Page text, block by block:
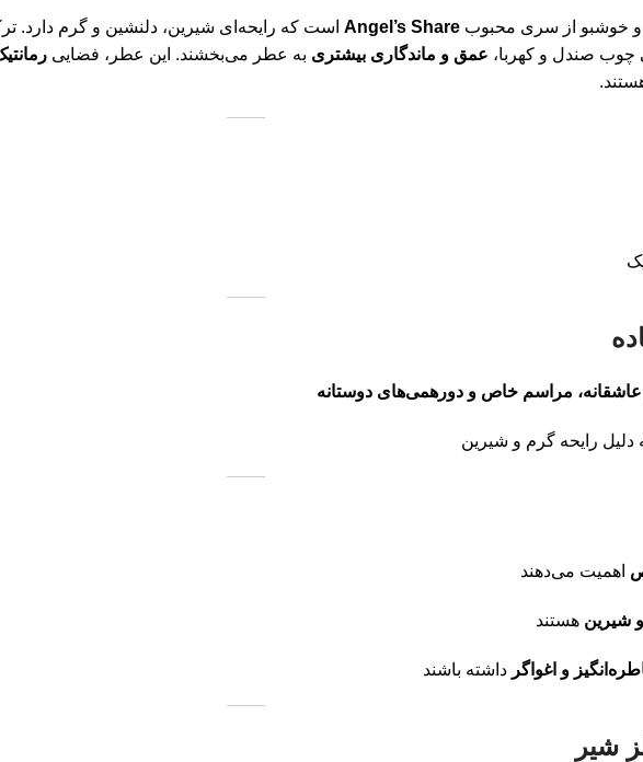
خوشبو از سری محبوب Angel’s Share است که رایحه‌ای شیرین، دلنشین و گرم دارد.
چوب صندل و کهربا، عمق و ماندگاری بیشتری به عطر می‌بخشند. این عطر، فضایی
عاشقانه، مراسم خاص و دورهمی‌های دوستانه
دلیل رایحه گرم و شیرین
اهمیت می‌دهند
شیرین هستند
و اغواگر داشته باشند
شیر